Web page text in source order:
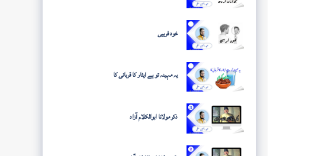
خود فریبی
یہ مہینہ تو ہے ایثار کا قربانی کا
ذکر مولانا ابوالکلام آزاد